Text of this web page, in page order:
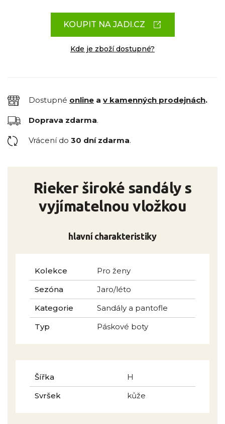
KOUPIT NA JADI.CZ
Kde je zboží dostupné?
Dostupné online a v kamenných prodejnách.
Doprava zdarma.
Vrácení do 30 dní zdarma.
Rieker široké sandály s
vyjímatelnou vložkou
hlavní charakteristiky
Kolekce
Pro ženy
Sezóna
Jaro/léto
Kategorie
Sandály a pantofle
Typ
Páskové boty
Šířka
H
Svršek
kůže